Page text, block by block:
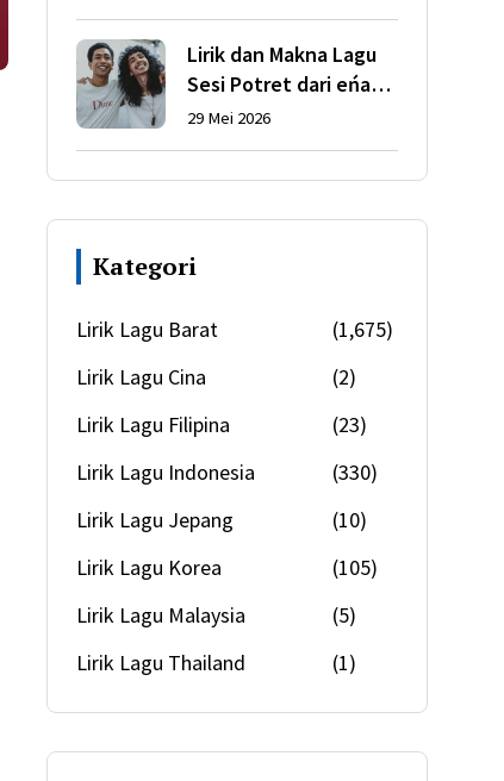
Lirik dan Makna Lagu
Sesi Potret dari eńau
feat. Ari Lesmana
29 Mei 2026
Kategori
Lirik Lagu Barat
(1,675)
Lirik Lagu Cina
(2)
Lirik Lagu Filipina
(23)
Lirik Lagu Indonesia
(330)
Lirik Lagu Jepang
(10)
Lirik Lagu Korea
(105)
Lirik Lagu Malaysia
(5)
Lirik Lagu Thailand
(1)